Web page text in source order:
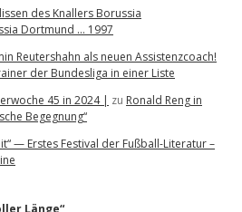
des Knallers Borussia
Dortmund … 1997
Reutershahn als neuen Assistenzcoach!
der Bundesliga in einer Liste
45 in 2024 | zu Ronald Reng in
Begegnung“
— Erstes Festival der Fußball-Literatur –
Länge“